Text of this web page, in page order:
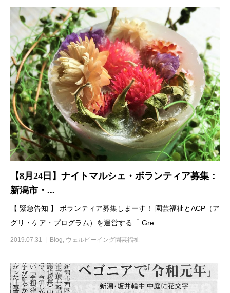
【8月24日】ナイトマルシェ・ボランティア募集：
新潟市・...
【 緊急告知 】 ボランティア募集しまーす！ 園芸福祉とACP（ア
グリ・ケア・プログラム）を運営する「 Gre...
2019.07.31 Blog, ウェルビーイング園芸福祉